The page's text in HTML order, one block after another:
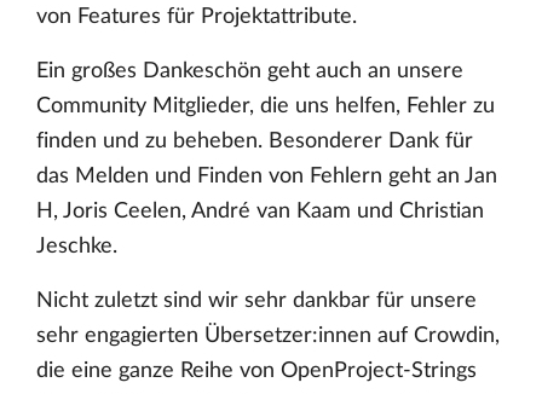
von Features für Projektattribute.
Ein großes Dankeschön geht auch an unsere
Community Mitglieder, die uns helfen, Fehler zu
finden und zu beheben. Besonderer Dank für
das Melden und Finden von Fehlern geht an Jan
H, Joris Ceelen, André van Kaam und Christian
Jeschke.
Nicht zuletzt sind wir sehr dankbar für unsere
sehr engagierten Übersetzer:innen auf Crowdin,
die eine ganze Reihe von OpenProject-Strings